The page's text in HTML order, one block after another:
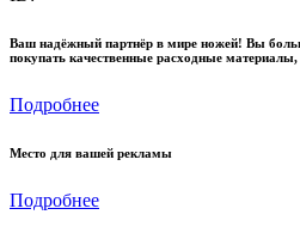
Ваш надёжный партнёр в мире ножей! Вы
покупать качественные расходные
Подробнее
Место для вашей рекламы
Подробнее